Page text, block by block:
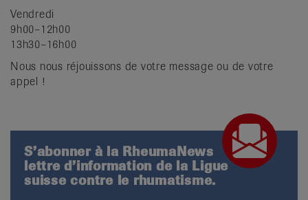
Vendredi
9h00–12h00
13h30–16h00
Nous nous réjouissons de votre message ou de votre
appel !
S’abonner à la RheumaNews
lettre d’information de la Ligue
suisse contre le rhumatisme.